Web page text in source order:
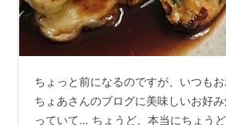
ちょっと前になるのですが、いつも
ちょあさんのブログに美味しいお好
っていて… ちょうど、本当にちょう